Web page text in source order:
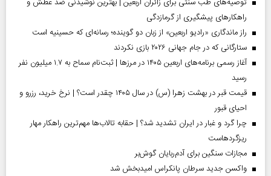
راهکارهای پیشگیری از گرمازدگی
راز ماندگاری «رادیو اربعین» از زبان دو گوینده؛ رسانه‌ای که حسینیه است
ستارگانی که در جام جهانی ۲۰۲۶ بازی نکردند
آغاز رسمی برنامه‌های اربعین ۱۴۰۵ در مرز‌ها | ثبت‌نام سماح به ۱.۷ میلیون نفر
رسید
قیمت قبر در بهشت زهرا (س) در سال ۱۴۰۵ چقدر است؟ | نرخ خرید، رزرو و
احیای قبور
چرا گرد و غبار در ایران تشدید شد؟ | حقابه تالاب‌ها مهم‌ترین راهکار مهار
ریزگردهاست
مجازات سنگین برای آدم‌ربایان گوش‌بر
واکسن جدید سرطان پانکراس امیدبخش شد